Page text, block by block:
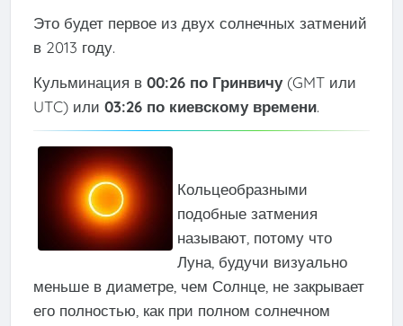
Это будет первое из двух солнечных затмений
в 2013 году.
Кульминация в 00:26 по Гринвичу(GMT или
UTC) или 03:26 по киевскому времени.
Кольцеобразными
подобные затмения
называют, потому что
Луна, будучи визуально
меньше в диаметре, чем Солнце, не закрывает
его полностью, как при полном солнечном